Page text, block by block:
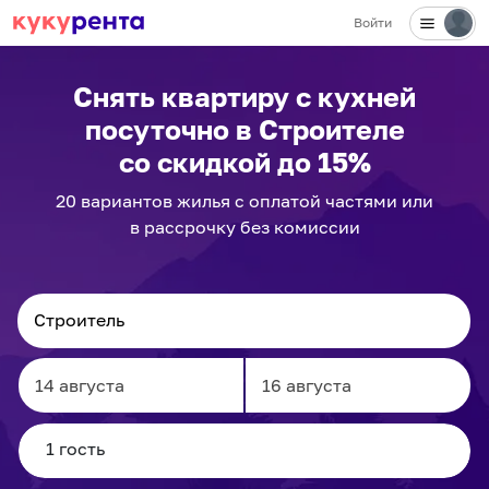
Войти
Снять квартиру с кухней
посуточно в Строителе
со скидкой до 15%
20 вариантов жилья с оплатой частями или
в рассрочку без комиссии
Navigate
forward
to
Navigate
to